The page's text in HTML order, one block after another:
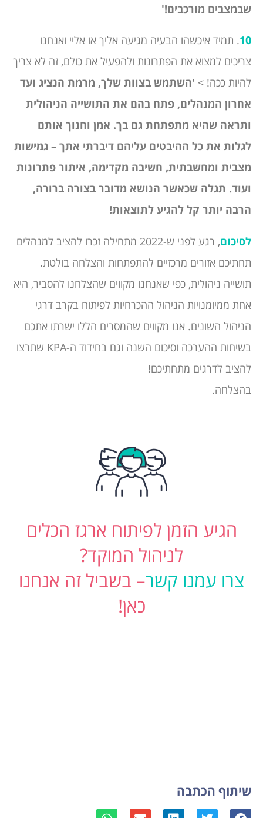
שבמצבים מורכבים!'
10. תמיד איכשהו הבעיה מגיעה אליך או אליי ואנחנו
צריכים למצוא את הפתרונות ולהפעיל את כולם, זה לא צריך
להיות ככה! > 'השתמש בצוות שלך, מרמת הנציג ועד
אחרון המנהלים, פתח בהם את התושייה הניהולית
ותראה שהיא מתפתחת גם בך. אמן וחנוך אותם
לגלות את כל ההיבטים עליהם דיברתי אתך – גמישות
מצבית ומחשבתית, חשיבה מקדימה, איתור פתרונות
ועוד. תגלה שכאשר הנושא מדובר בצורה ברורה,
הרבה יותר קל להגיע לתוצאות!
לסיכום
, רגע לפני ש-2022 מתחילה זכרו להציב למנהלים
תחתיכם אזורים מרכזיים להתפתחות והצלחה בולטת.
תושייה ניהולית, כפי שאנחנו מקווים שהצלחנו להסביר, היא
אחת ממיומנויות הניהול ההכרחיות לפיתוח בקרב דרגי
הניהול השונים. אנו מקווים שהמסרים הללו ישרתו אתכם
בשיחות ההערכה וסיכום השנה וגם בחידוד ה-KPA שתרצו
להציב לדרגים מתחתיכם!
בהצלחה.
הגיע הזמן לפיתוח ארגז הכלים
לניהול המוקד?
צרו עמנו קשר– בשביל זה אנחנו
כאן!
שיתוף הכתבה